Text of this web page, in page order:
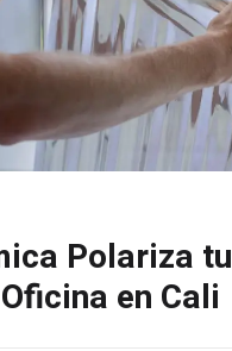
Polariza tu
en Cali